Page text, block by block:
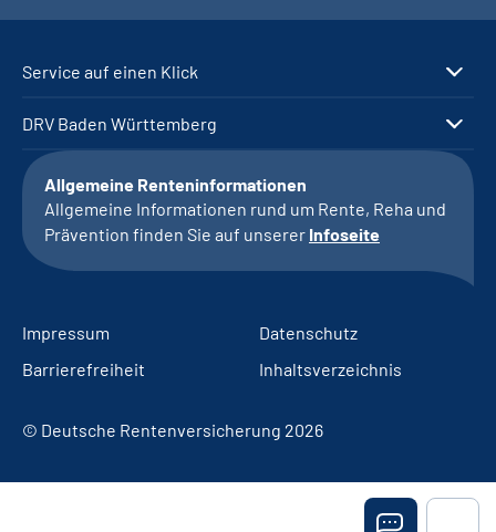
Service auf einen Klick
DRV Baden Württemberg
Allgemeine Renteninformationen
Allgemeine Informationen rund um Rente, Reha und
Prävention finden Sie auf unserer Infoseite
Impressum
Datenschutz
Barrierefreiheit
Inhaltsverzeichnis
© Deutsche Rentenversicherung 2026